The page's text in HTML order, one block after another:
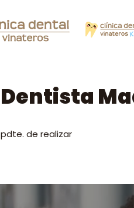
Dentista
pdte. de realizar